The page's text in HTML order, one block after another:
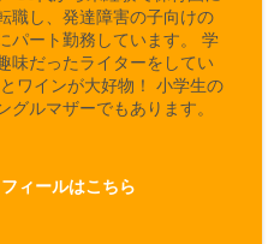
職し、発達障害の子向けの
パート勤務しています。 学
味だったライターをしてい
ワインが大好物！ 小学生の
グルマザーでもあります。
ィールはこちら